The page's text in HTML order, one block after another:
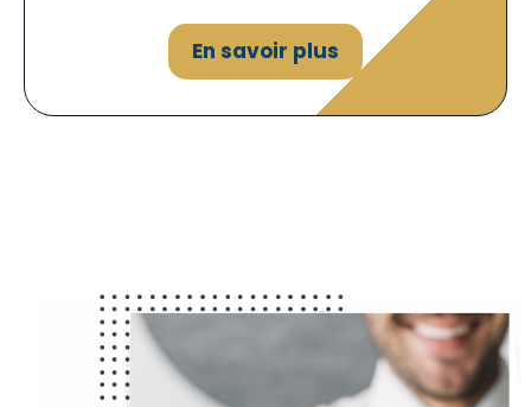
En savoir plus